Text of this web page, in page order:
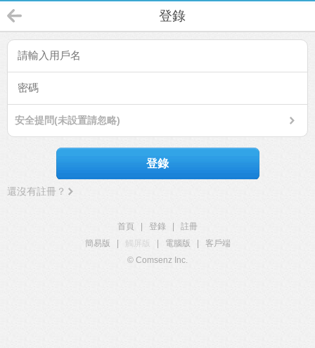
登錄
安全提問(未設置請忽略)
登錄
還沒有註冊？
首頁 登錄
註冊
簡易版
觸屏版 電腦版
客戶端
© Comsenz Inc.